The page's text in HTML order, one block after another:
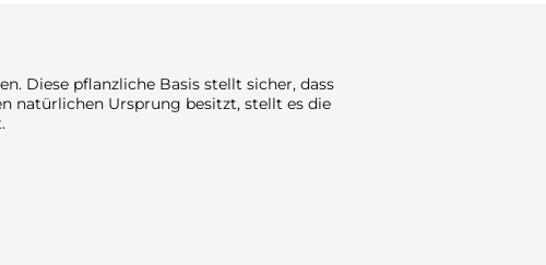
Diese pflanzliche Basis stellt sicher, dass
natürlichen Ursprung besitzt, stellt es die